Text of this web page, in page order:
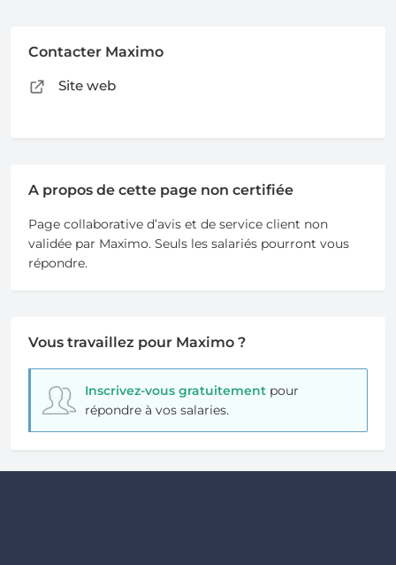
Contacter Maximo
Site web
A propos de cette page non certifiée
Page collaborative d’avis et de service client non
validée par Maximo. Seuls les salariés pourront vous
répondre.
Vous travaillez pour Maximo ?
Inscrivez-vous gratuitementpour
répondre à vos salaries.